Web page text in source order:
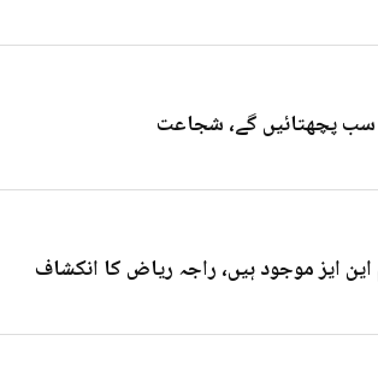
سب پچھتائیں گے، شجاعت